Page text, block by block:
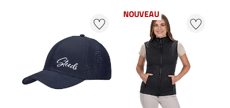
NOUVEAU